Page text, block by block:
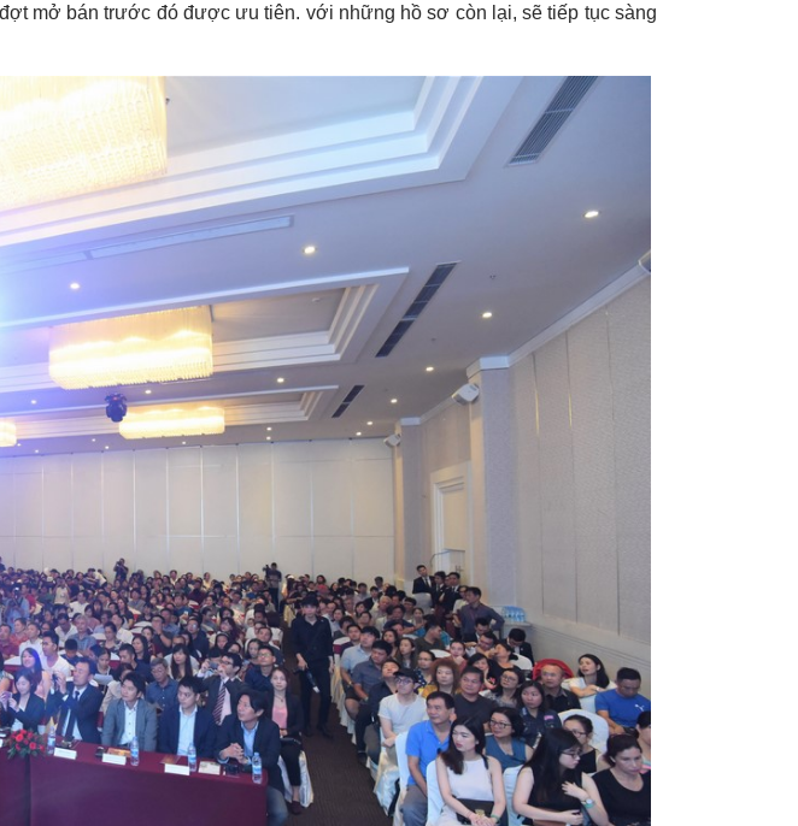
mở bán trước đó được ưu tiên. với những hồ sơ còn lại, sẽ tiếp tục sàng